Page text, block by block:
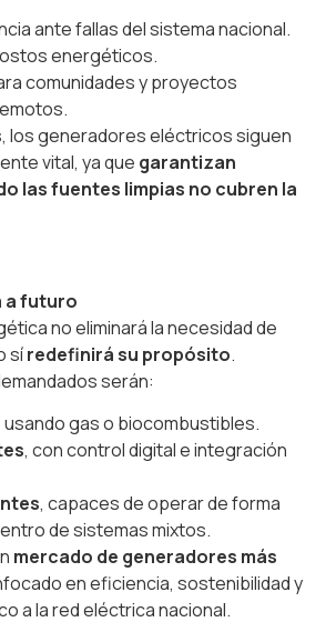
ante fallas del sistema nacional.
energéticos.
comunidades y proyectos
los generadores eléctricos siguen
vital, ya que garantizan
las fuentes limpias no cubren la
a futuro
no eliminará la necesidad de
síredefinirá su propósito.
serán:
usando gas o biocombustibles.
, con control digital e integración
, capaces de operar de forma
de sistemas mixtos.
mercado de generadores más
en eficiencia, sostenibilidad y
a la red eléctrica nacional.